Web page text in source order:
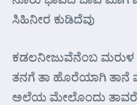
ಸಿಹಿನೀರ ಕುಡಿದೆವು
ಕಡಲನೀಜುವೆನೆಂಬ ಮರುಳ
ತನಗೆ ತಾ ಹೊರೆಯಾಗಿ ತಾನೆ
ಅಲೆಯ ಮೇಲೊಂದು